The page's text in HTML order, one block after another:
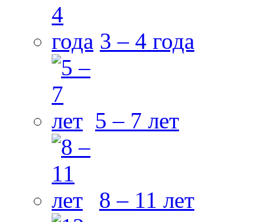
3 – 4 года
5 – 7 лет
8 – 11 лет